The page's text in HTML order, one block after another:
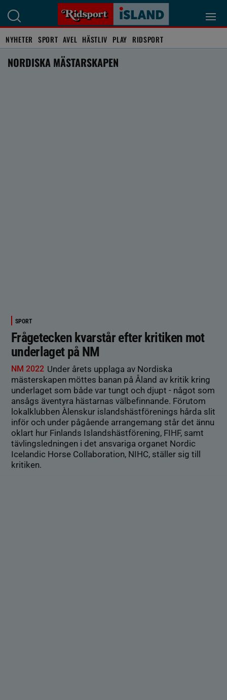
NYHETER SPORT AVEL HÄSTLIV PLAY RIDSPORT
NORDISKA MÄSTARSKAPEN
SPORT
Frågetecken kvarstår efter kritiken mot
underlaget på NM
NM 2022 Under årets upplaga av Nordiska
mästerskapen möttes banan på Åland av kritik kring
underlaget som både var tungt och djupt - något som
ansågs äventyra hästarnas välbefinnande. Förutom
lokalklubben Àlenskur islandshästförenings hårda slit
inför och under pågående arrangemang står det ännu
oklart hur Finlands Islandshästförening, FIHF, samt
tävlingsledningen i det ansvariga organet Nordic
Icelandic Horse Collaboration, NIHC, ställer sig till
kritiken.